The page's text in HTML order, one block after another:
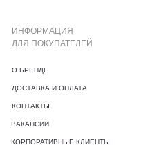
ИНФОРМАЦИЯ
ДЛЯ ПОКУПАТЕЛЕЙ
О БРЕНДЕ
ДОСТАВКА И ОПЛАТА
КОНТАКТЫ
ВАКАНСИИ
КОРПОРАТИВНЫЕ КЛИЕНТЫ